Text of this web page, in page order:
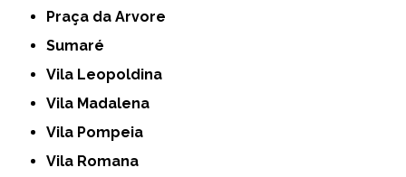
Praça da Arvore
Sumaré
Vila Leopoldina
Vila Madalena
Vila Pompeia
Vila Romana